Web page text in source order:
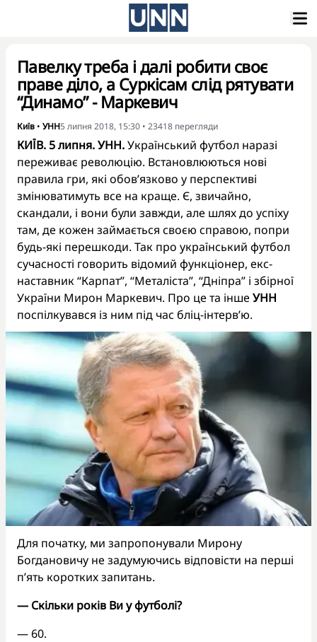
Павелку треба і далі робити своє
праве діло, а Суркісам слід рятувати
“Динамо” - Маркевич
Київ • УНН5 липня 2018, 15:30 • 23418 перегляди
КИЇВ. 5 липня. УНН.Український футбол наразі
переживає революцію. Встановлюються нові
правила гри, які обов’язково у перспективі
змінюватимуть все на краще. Є, звичайно,
скандали, і вони були завжди, але шлях до успіху
там, де кожен займається своєю справою, попри
будь-які перешкоди. Так про український футбол
сучасності говорить відомий функціонер, екс-
наставник “Карпат”, “Металіста”, “Дніпра” і збірної
України Мирон Маркевич. Про це та інше УНН
поспілкувався із ним під час бліц-інтерв’ю.
Для початку, ми запропонували Мирону
Богдановичу не задумуючись відповісти на перші
п’ять коротких запитань.
— Скільки років Ви у футболі?
— 60.